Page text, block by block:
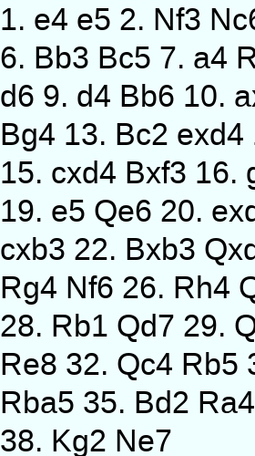
1. e4 e5 2. Nf3
6. Bb3 Bc5 7. a4
d6 9. d4 Bb6 10.
Bg4 13. Bc2
15. cxd4 Bxf3 16.
19. e5 Qe6 20.
cxb3 22. Bxb3
Rg4 Nf6 26. Rh4
28. Rb1 Qd7 29.
Re8 32. Qc4 Rb5
Rba5 35. Bd2
38. Kg2 Ne7